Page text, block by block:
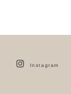
Instagram